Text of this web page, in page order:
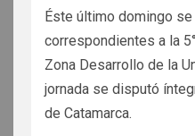
Éste último domingo
correspondientes a la
Zona Desarrollo de la
jornada se disputó
de Catamarca.